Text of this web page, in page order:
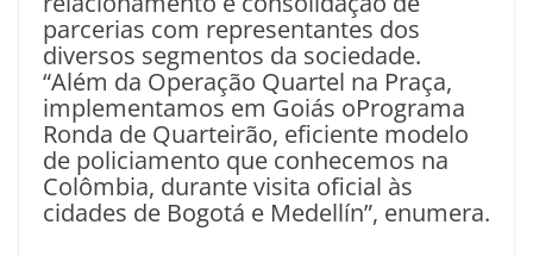
parcerias com representantes dos
diversos segmentos da sociedade.
“Além da Operação Quartel na Praça,
implementamos em Goiás oPrograma
Ronda de Quarteirão, eficiente modelo
de policiamento que conhecemos na
Colômbia, durante visita oficial às
cidades de Bogotá e Medellín”, enumera.